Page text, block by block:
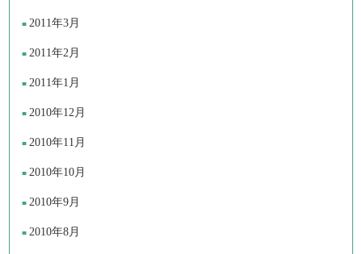
2011年3月
2011年2月
2011年1月
2010年12月
2010年11月
2010年10月
2010年9月
2010年8月